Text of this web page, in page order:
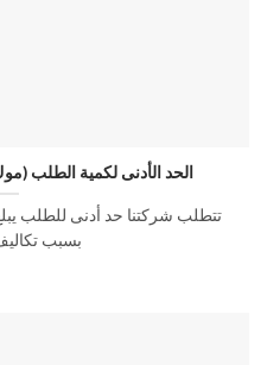
الحد الأدنى لكمية الطلب
بسبب